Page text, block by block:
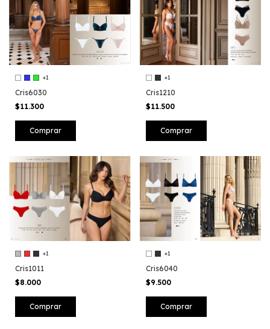
+1
Cris6030
$11.300
Comprar
+1
Cris1210
$11.500
Comprar
+1
Cris1011
$8.000
Comprar
+1
Cris6040
$9.500
Comprar